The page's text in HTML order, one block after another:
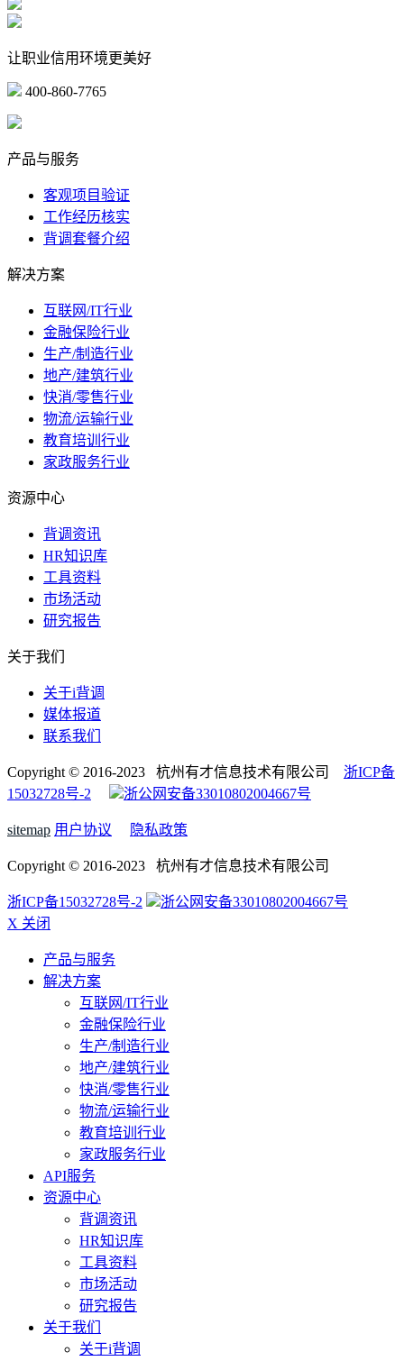
让职业信用环境更美好
400-860-7765
产品与服务
客观项目验证
工作经历核实
背调套餐介绍
解决方案
互联网/IT行业
金融保险行业
生产/制造行业
地产/建筑行业
快消/零售行业
物流/运输行业
教育培训行业
家政服务行业
资源中心
背调资讯
HR知识库
工具资料
市场活动
研究报告
关于我们
关于i背调
媒体报道
联系我们
Copyright © 2016-2023 杭州有才信息技术有限公司 浙ICP备
15032728号-2
浙公网安备33010802004667号
sitemap 用户协议 隐私政策
Copyright © 2016-2023 杭州有才信息技术有限公司
浙ICP备15032728号-2
浙公网安备33010802004667号
X 关闭
产品与服务
解决方案
互联网/IT行业
金融保险行业
生产/制造行业
地产/建筑行业
快消/零售行业
物流/运输行业
教育培训行业
家政服务行业
API服务
资源中心
背调资讯
HR知识库
工具资料
市场活动
研究报告
关于我们
关于i背调